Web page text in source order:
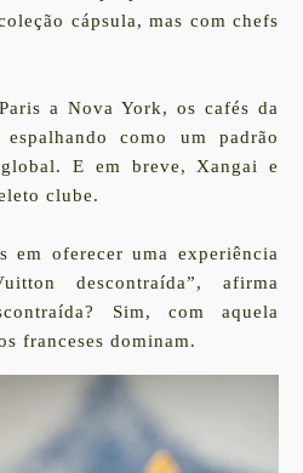
cápsula, mas com chefs
a Nova York, os cafés da
como um padrão
E em breve, Xangai e
clube.
em oferecer uma experiência
descontraída”, afirma
Sim, com aquela
franceses dominam.